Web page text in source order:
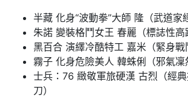
半藏 化身“波動拳”大師 隆（武道家
朱諾 變裝格鬥女王 春麗（標誌性高
黑百合 演繹冷酷特工 嘉米（緊身戰
霧子 化身危險美人 韓蛛俐（邪氣凜
士兵：76 緻敬軍旅硬漢 古烈（經
刀）